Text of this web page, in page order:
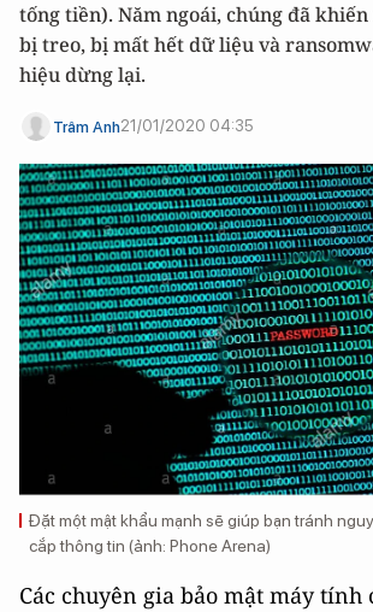
tống tiền). Năm ngoái, chúng đã
bị treo, bị mất hết dữ liệu và
hiệu dừng lại.
Trâm Anh21/01/2020 04:35
Đặt một mật khẩu mạnh sẽ giúp bạn tránh
cắp thông tin (ảnh: Phone Arena)
Các chuyên gia bảo mật máy tính